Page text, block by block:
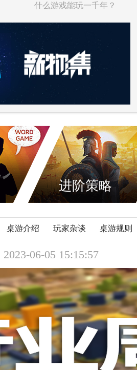
什么游戏能玩一千年？
进阶策略
桌游介绍 玩家杂谈 桌游规则
2023-06-05 15:15:57